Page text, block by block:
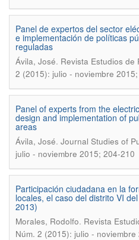
Panel de expertos del sector
e implementación de políticas
reguladas
Ávila, José. Revista Estudios de
2 (2015): julio - noviembre
Panel of experts from the
design and implementation of
areas
Ávila, José. Journal Studies of
julio - noviembre 2015; 204-210
Participación ciudadana en la
locales, el caso del distrito VI
2013)
Morales, Rodolfo. Revista
Núm. 2 (2015): julio - noviembre